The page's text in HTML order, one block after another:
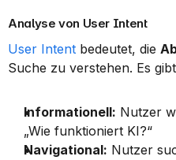
Analyse von User Intent
User Intent bedeutet, die
Suche zu verstehen. Es
Informationell: Nutzer
„Wie funktioniert KI?“
Navigational: Nutzer